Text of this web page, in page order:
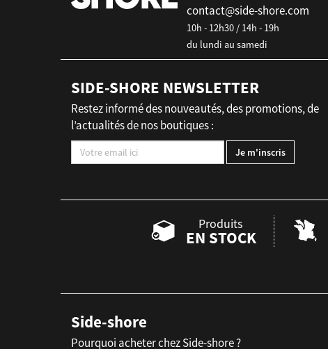
contact@side-shore.com
10h - 12h30 / 14h - 19h
du lundi au samedi
SIDE-SHORE NEWSLETTER
Restez informé des nouveautés, des promotions, de
l’actualités de nos boutiques :
Produits
EN STOCK
Side-shore
Pourquoi acheter chez Side-shore ?